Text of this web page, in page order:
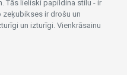
Tās lieliski papildina stilu - ir
zeķubikses ir drošu un
un izturīgi. Vienkrāsainu